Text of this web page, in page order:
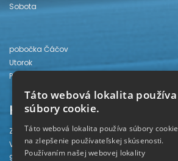
Sobota
pobočka Čáčov
Utorok
Piatok
Kontakt
Záhorská knižnica
Vajanského 28
905 01 Senica
Táto webová lokalita používa
súbory cookie.
Táto webová lokalita používa súbory cookie
na zlepšenie používateľskej skúsenosti.
Používaním našej webovej lokality